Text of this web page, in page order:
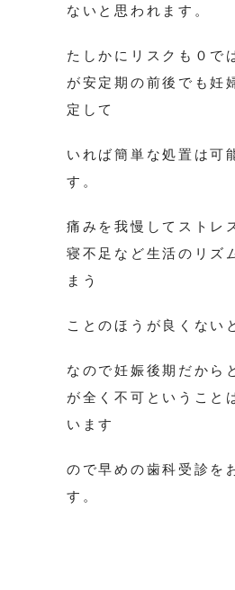
ないと思われます。
たしかにリスクも０で
が安定期の前後でも妊
定して
いれば簡単な処置は可
す。
痛みを我慢してストレ
寝不足など生活のリズ
まう
ことのほうが良くない
なので妊娠後期だから
が全く不可ということ
います
ので早めの歯科受診を
す。